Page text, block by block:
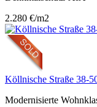
2.280 €/m2
Köllnische Straße 38-
Modernisierte